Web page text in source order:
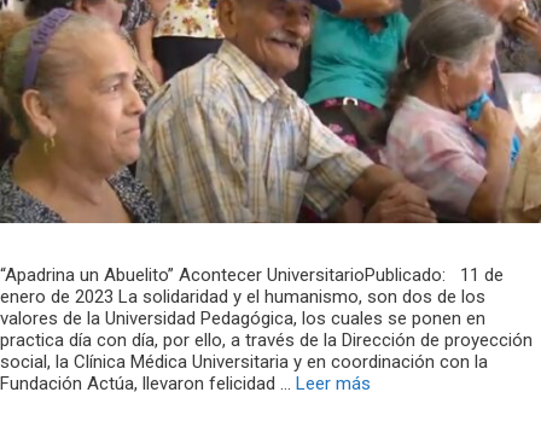
“Apadrina un Abuelito” Acontecer UniversitarioPublicado: 11 de
enero de 2023 La solidaridad y el humanismo, son dos de los
valores de la Universidad Pedagógica, los cuales se ponen en
practica día con día, por ello, a través de la Dirección de proyección
social, la Clínica Médica Universitaria y en coordinación con la
Fundación Actúa, llevaron felicidad … Leer más